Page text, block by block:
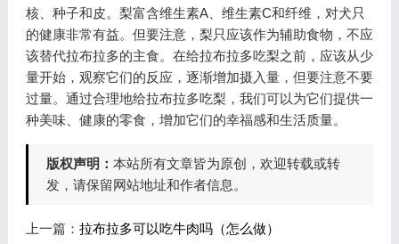
核、种子和皮。梨富含维生素A、维生素C和纤维，对犬只
的健康非常有益。但要注意，梨只应该作为辅助食物，不应
该替代拉布拉多的主食。在给拉布拉多吃梨之前，应该从少
量开始，观察它们的反应，逐渐增加摄入量，但要注意不要
过量。通过合理地给拉布拉多吃梨，我们可以为它们提供一
种美味、健康的零食，增加它们的幸福感和生活质量。
版权声明： 本站所有文章皆为原创，欢迎转载或转
发，请保留网站地址和作者信息。
上一篇： 拉布拉多可以吃牛肉吗（怎么做）